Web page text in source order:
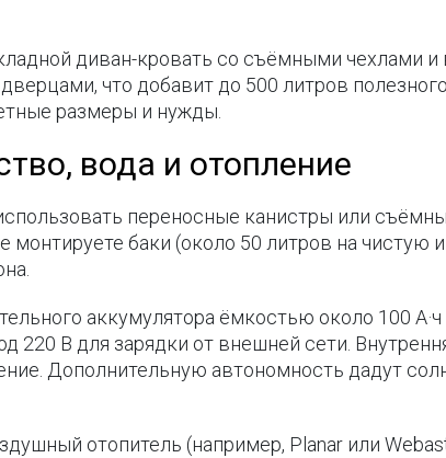
диван-кровать со съёмными чехлами
что добавит до 500 литров
размеры и нужды.
вода и отопление
переносные канистры или
баки (около 50 литров на чистую
аккумулятора ёмкостью около 100
220 В для зарядки от внешней сети.
Дополнительную автономность дадут
отопитель (например, Planar или